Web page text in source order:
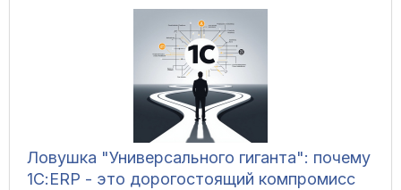
Ловушка "Универсального гиганта": почему
1С:ERP - это дорогостоящий компромисс